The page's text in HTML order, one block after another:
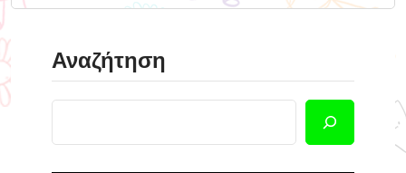
Αναζήτηση